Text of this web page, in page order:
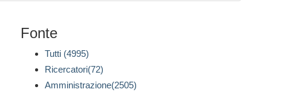
Fonte
Tutti (4995)
Ricercatori(72)
Amministrazione(2505)